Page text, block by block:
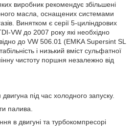
виробник рекомендує збільшені
масла, оснащених системами
Винятком є серії 5-циліндрових
VW до 2007 року які необхідно
до VW 506.01 (EMKA Supersint SL
і низький вміст сульфатної
чистоту поршня незалежно від
під час холодного запуску.
палива.
в двигуні та турбокомпресорі